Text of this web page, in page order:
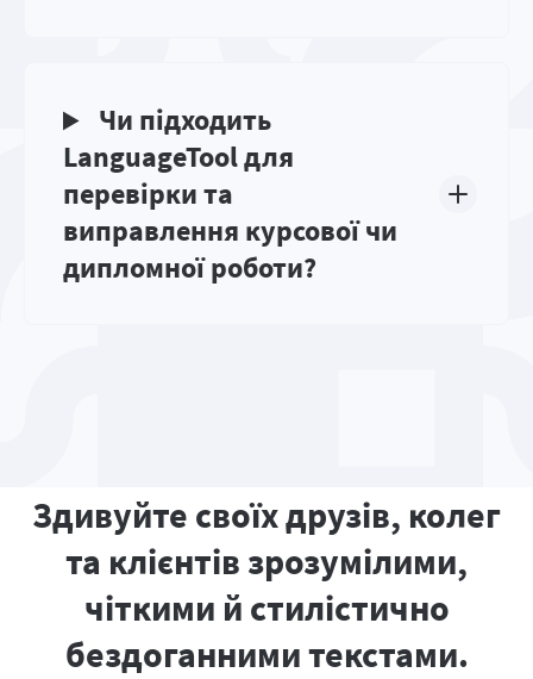
Чи підходить
LanguageTool для
перевірки та
виправлення курсової чи
дипломної роботи?
Здивуйте своїх друзів, колег
та клієнтів зрозумілими,
чіткими й стилістично
бездоганними текстами.